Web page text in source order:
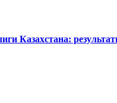
Казахстана: